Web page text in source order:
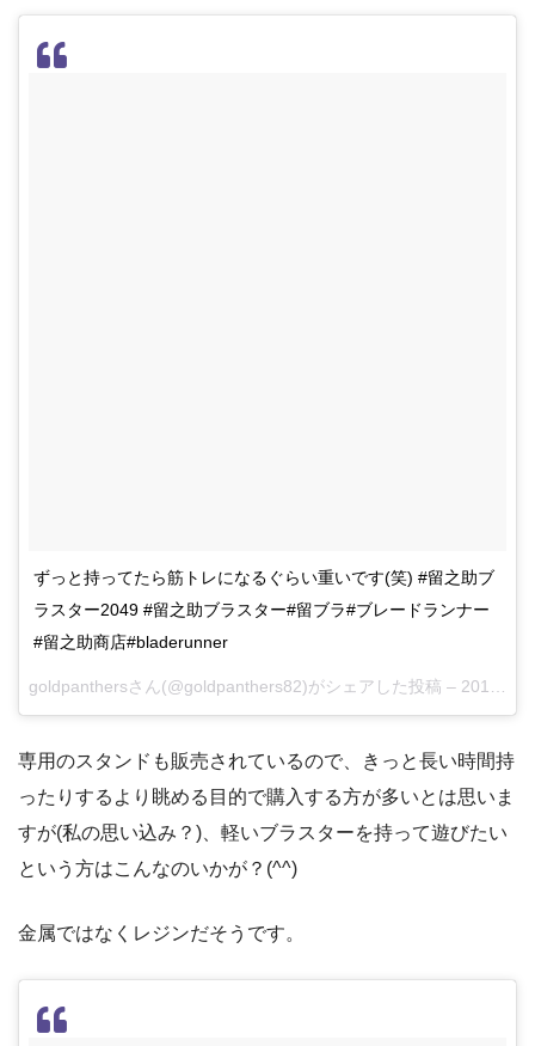
ずっと持ってたら筋トレになるぐらい重いです(笑) #留之助ブ
ラスター2049 #留之助ブラスター#留ブラ#ブレードランナー
#留之助商店#bladerunner
goldpanthersさん(@goldpanthers82)がシェアした投稿 – 2017 7月 19 6:59午前 PDT
専用のスタンドも販売されているので、きっと長い時間持
ったりするより眺める目的で購入する方が多いとは思いま
すが(私の思い込み？)、軽いブラスターを持って遊びたい
という方はこんなのいかが？(^^)
金属ではなくレジンだそうです。